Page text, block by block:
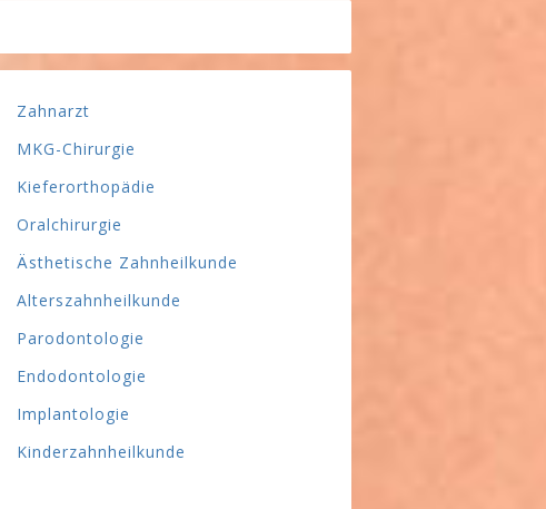
Zahnarzt
MKG-Chirurgie
Kieferorthopädie
Oralchirurgie
Ästhetische Zahnheilkunde
Alterszahnheilkunde
Parodontologie
Endodontologie
Implantologie
Kinderzahnheilkunde